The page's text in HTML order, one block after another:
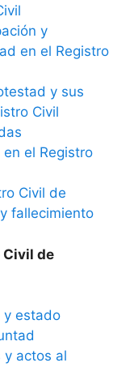
y
en el Registro
y sus
Civil
el Registro
Civil de
fallecimiento
Civil de
y estado
y actos al